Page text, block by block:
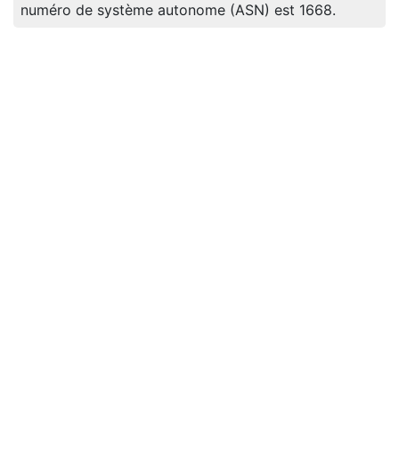
numéro de système autonome (ASN) est 1668.